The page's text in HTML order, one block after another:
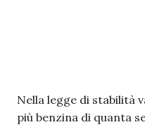
Nella legge di stabilità
più benzina di quanta